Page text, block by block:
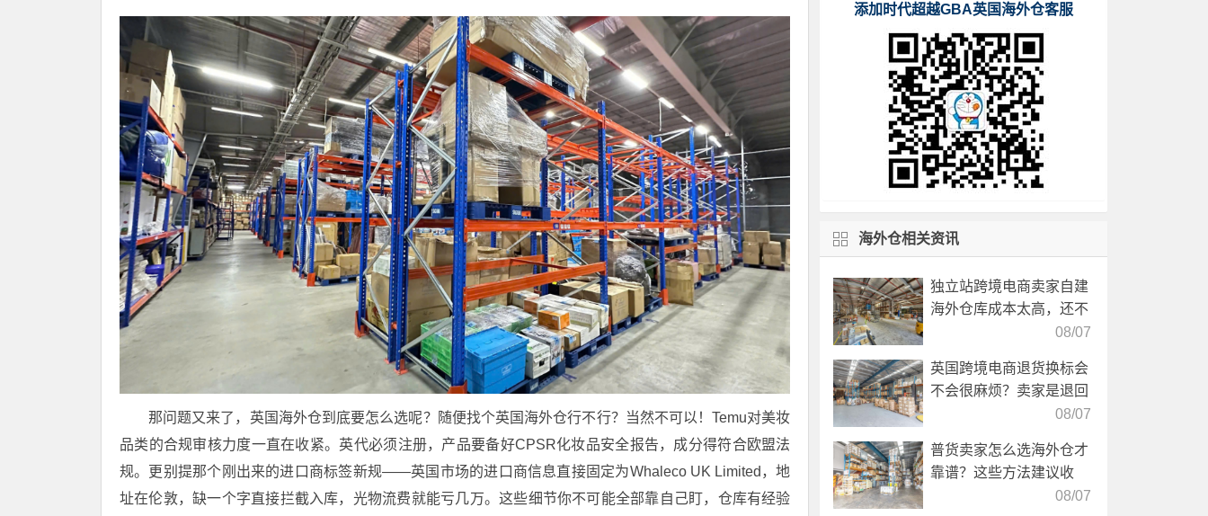
那问题又来了，英国海外仓到底要怎么选呢？随便找个英国海外仓行不行？当然不可以！Temu对美妆
品类的合规审核力度一直在收紧。英代必须注册，产品要备好CPSR化妆品安全报告，成分得符合欧盟法
规。更别提那个刚出来的进口商标签新规——英国市场的进口商信息直接固定为Whaleco UK Limited，地
址在伦敦，缺一个字直接拦截入库，光物流费就能亏几万。这些细节你不可能全部靠自己盯，仓库有经验
添加时代超越GBA英国海外仓客服
海外仓相关资讯
独立站跨境电商卖家自建
海外仓库成本太高，还不
如直接找第三方自营海外
08/07
英国跨境电商退货换标会
不会很麻烦？卖家是退回
国内还是在海外直接处08/07
普货卖家怎么选海外仓才
靠谱？这些方法建议收
08/07